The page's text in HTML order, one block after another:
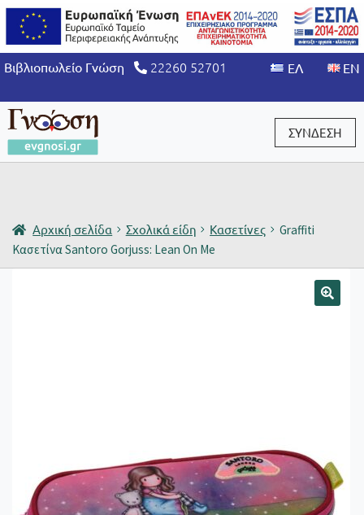
Βιβλιοπωλείο Γνώση 22260 52701
ΣΥΝΔΕΣΗ
Αρχική σελίδα Σχολικά είδη Κασετίνες
Graffiti
Κασετίνα Santoro Gorjuss: Lean On Me